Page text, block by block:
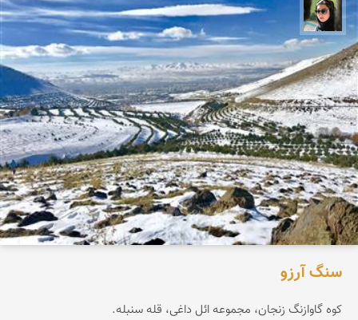
سپیده اصلان
سنگ آرزو
کوه گاوازنگ زنجان، مجموعه ائل داغی، قله سنبله.